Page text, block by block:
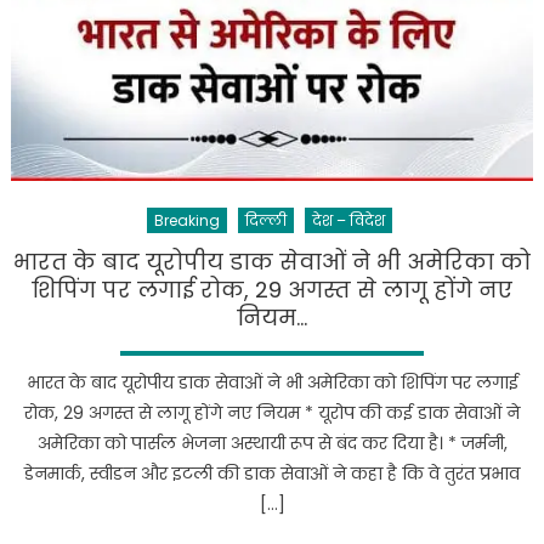
Breaking दिल्ली देश – विदेश
भारत के बाद यूरोपीय डाक सेवाओं ने भी अमेरिका को
शिपिंग पर लगाई रोक, 29 अगस्त से लागू होंगे नए
नियम…
भारत के बाद यूरोपीय डाक सेवाओं ने भी अमेरिका को शिपिंग पर लगाई
रोक, 29 अगस्त से लागू होंगे नए नियम * यूरोप की कई डाक सेवाओं ने
अमेरिका को पार्सल भेजना अस्थायी रूप से बंद कर दिया है। * जर्मनी,
डेनमार्क, स्वीडन और इटली की डाक सेवाओं ने कहा है कि वे तुरंत प्रभाव
[…]